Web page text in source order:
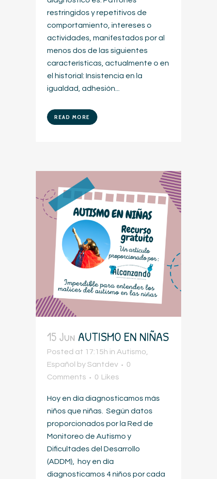
restringidos y repetitivos de
comportamiento, intereses o
actividades, manifestados por al
menos dos de las siguientes
características, actualmente o en
el historial: Insistencia en la
igualdad, adhesión...
READ MORE
15 Jun AUTISMO EN NIÑAS
Posted at 17:15h in Autismo
Español bySantdev
0
Comments
0 Likes
Hoy en día diagnosticamos más
niños que niñas. Según datos
proporcionados por la Red de
Monitoreo de Autismo y
Dificultades del Desarrollo
(ADDM), hoy en día
diagnosticamos 4 niños por cada